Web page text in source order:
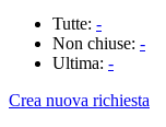
Tutte: -
Non chiuse: -
Ultima: -
Crea nuova richiesta